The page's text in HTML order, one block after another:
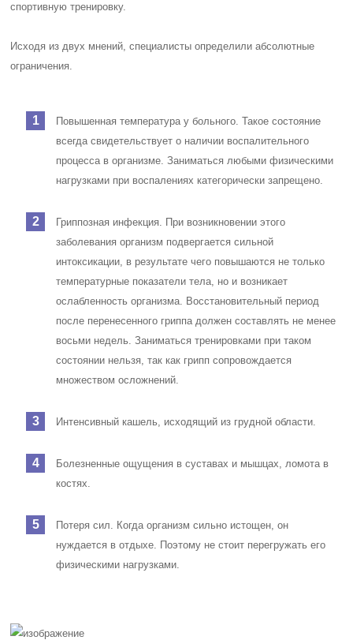
спортивную тренировку.
Исходя из двух мнений, специалисты определили абсолютные
ограничения.
Повышенная температура у больного. Такое состояние
всегда свидетельствует о наличии воспалительного
процесса в организме. Заниматься любыми физическими
нагрузками при воспалениях категорически запрещено.
Гриппозная инфекция. При возникновении этого
заболевания организм подвергается сильной
интоксикации, в результате чего повышаются не только
температурные показатели тела, но и возникает
ослабленность организма. Восстановительный период
после перенесенного гриппа должен составлять не менее
восьми недель. Заниматься тренировками при таком
состоянии нельзя, так как грипп сопровождается
множеством осложнений.
Интенсивный кашель, исходящий из грудной области.
Болезненные ощущения в суставах и мышцах, ломота в
костях.
Потеря сил. Когда организм сильно истощен, он
нуждается в отдыхе. Поэтому не стоит перегружать его
физическими нагрузками.